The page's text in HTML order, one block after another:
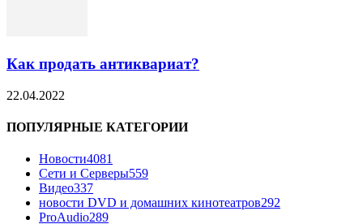
Как продать антиквариат?
22.04.2022
ПОПУЛЯРНЫЕ КАТЕГОРИИ
Новости4081
Сети и Серверы559
Видео337
новости DVD и домашних кинотеатров292
ProAudio289